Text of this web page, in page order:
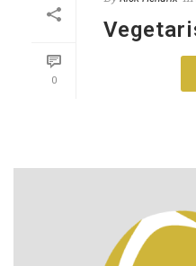
0